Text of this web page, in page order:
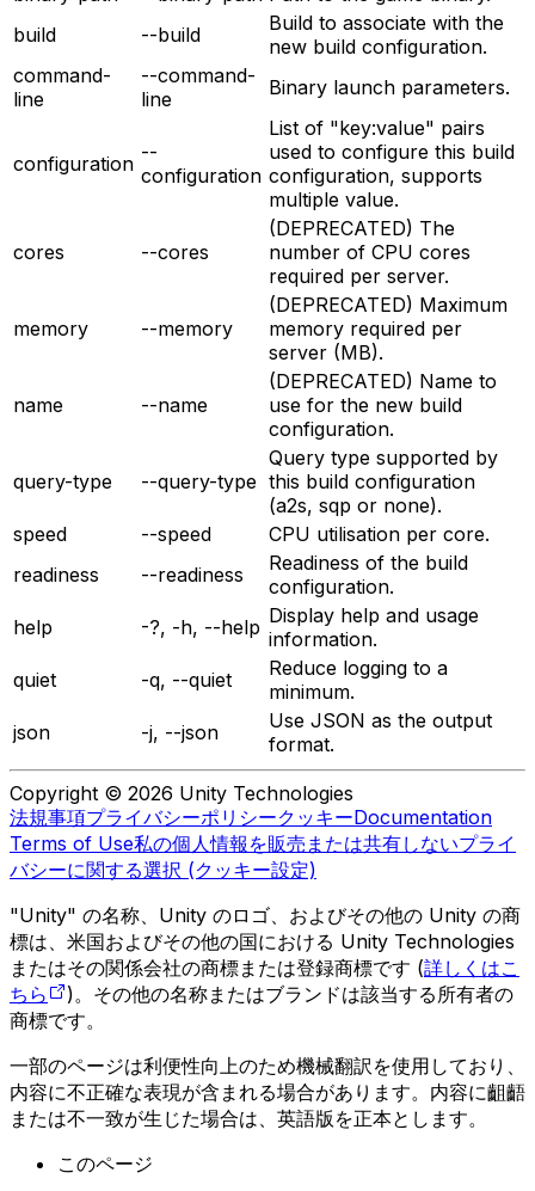
build
--build
Build to associate with the
new build configuration.
command-
line
--command-
line
Binary launch parameters.
configuration --
configuration
List of "key:value" pairs
used to configure this build
configuration, supports
multiple value.
cores --cores
(DEPRECATED) The
number of CPU cores
required per server.
memory --memory
(DEPRECATED) Maximum
memory required per
server (MB).
name --name
(DEPRECATED) Name to
use for the new build
configuration.
query-type --query-type
Query type supported by
this build configuration
(a2s, sqp or none).
speed
--speed
CPU utilisation per core.
readiness
--readiness
Readiness of the build
configuration.
help
-?, -h, --help Display help and usage
information.
quiet
-q, --quiet
Reduce logging to a
minimum.
json
-j, --json
Use JSON as the output
format.
Copyright © 2026 Unity Technologies
法規事項プライバシーポリシークッキーDocumentation
Terms of Use私の個人情報を販売または共有しないプライ
バシーに関する選択 (クッキー設定)
"Unity" の名称、Unity のロゴ、およびその他の Unity の商
標は、米国およびその他の国における Unity Technologies
またはその関係会社の商標または登録商標です (詳しくはこ
ちら
)。その他の名称またはブランドは該当する所有者の
商標です。
一部のページは利便性向上のため機械翻訳を使用しており、
内容に不正確な表現が含まれる場合があります。内容に齟齬
または不一致が生じた場合は、英語版を正本とします。
このページ